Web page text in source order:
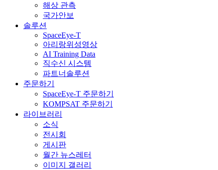
해상 관측
국가안보
솔루션
SpaceEye-T
아리랑위성영상
AI Training Data
직수신 시스템
파트너솔루션
주문하기
SpaceEye-T 주문하기
KOMPSAT 주문하기
라이브러리
소식
전시회
게시판
월간 뉴스레터
이미지 갤러리